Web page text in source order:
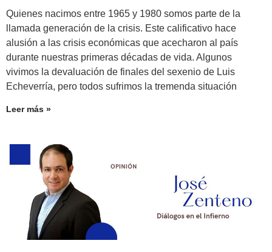
Quienes nacimos entre 1965 y 1980 somos parte de la
llamada generación de la crisis. Este calificativo hace
alusión a las crisis económicas que acecharon al país
durante nuestras primeras décadas de vida. Algunos
vivimos la devaluación de finales del sexenio de Luis
Echeverría, pero todos sufrimos la tremenda situación
Leer más »